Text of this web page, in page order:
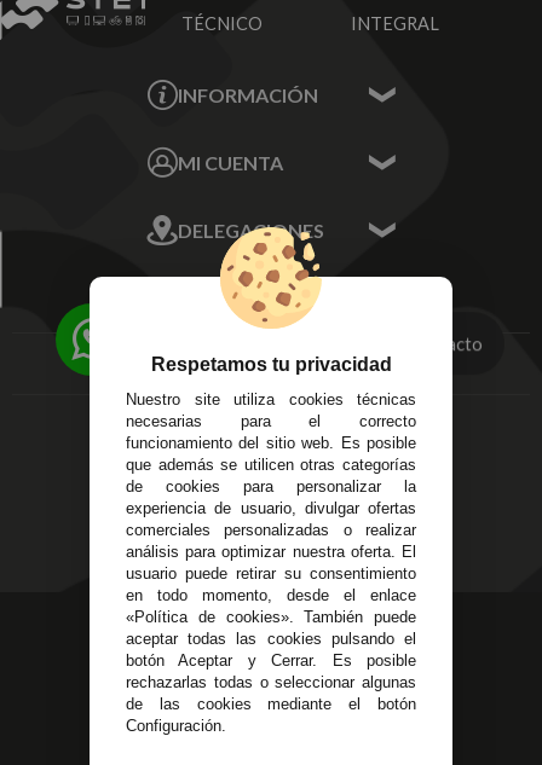
TÉCNICO
INTEGRAL
INFORMACIÓN
Sobre nosotros
MI CUENTA
Mis Direcciones
Mis Pedidos
Mis favoritos
FAQ's
DELEGACIONES
Écija - Sevilla
Av. Plaza de Toros.
Local 3
Córdoba
14
Alzira - Valencia
C/ Esplugues, 135
EMPRESA
Entregas y
Devoluciones
Política de Privacidad
Pago Seguro
Terminos y
Condiciones Generales
Políticas de Cookies
623 23 31 98
Atendemos Whatsapp
955 44 45 43/955 44 45 44
Contacto
Respetamos tu privacidad
Nuestro site utiliza cookies técnicas
necesarias para el correcto
funcionamiento del sitio web. Es posible
que además se utilicen otras categorías
de cookies para personalizar la
experiencia de usuario, divulgar ofertas
comerciales personalizadas o realizar
análisis para optimizar nuestra oferta. El
usuario puede retirar su consentimiento
en todo momento, desde el enlace
«Política de cookies». También puede
aceptar todas las cookies pulsando el
botón Aceptar y Cerrar. Es posible
rechazarlas todas o seleccionar algunas
de las cookies mediante el botón
Configuración.